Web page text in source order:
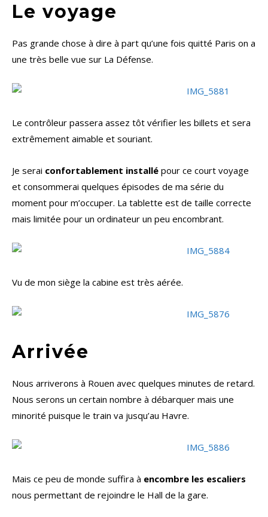
Le voyage
Pas grande chose à dire à part qu’une fois quitté Paris on a
une très belle vue sur La Défense.
Le contrôleur passera assez tôt vérifier les billets et sera
extrêmement aimable et souriant.
Je serai confortablement installé pour ce court voyage
et consommerai quelques épisodes de ma série du
moment pour m’occuper. La tablette est de taille correcte
mais limitée pour un ordinateur un peu encombrant.
Vu de mon siège la cabine est très aérée.
Arrivée
Nous arriverons à Rouen avec quelques minutes de retard.
Nous serons un certain nombre à débarquer mais une
minorité puisque le train va jusqu’au Havre.
Mais ce peu de monde suffira à encombre les escaliers
nous permettant de rejoindre le Hall de la gare.